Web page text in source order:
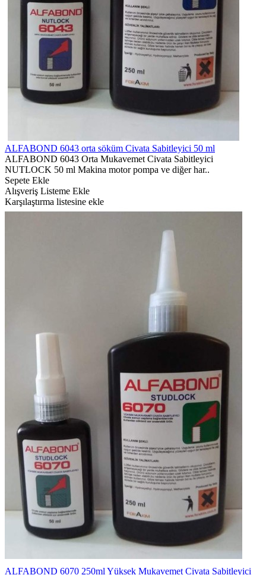
ALFABOND 6043 orta söküm Civata Sabitleyici 50 ml
ALFABOND 6043 Orta Mukavemet Civata Sabitleyici
NUTLOCK 50 ml Makina motor pompa ve diğer har..
Sepete Ekle
Alışveriş Listeme Ekle
Karşılaştırma listesine ekle
ALFABOND 6070 250ml Yüksek Mukavemet Civata Sabitleyici